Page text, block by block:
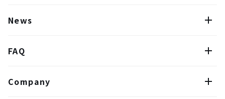
News
FAQ
Company